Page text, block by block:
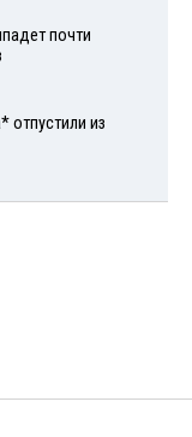
почти
из